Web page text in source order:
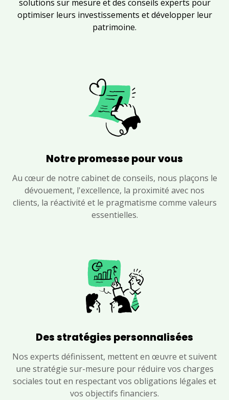
solutions sur mesure et des conseils experts pour
optimiser leurs investissements et développer leur
patrimoine.
Notre promesse pour vous
Au cœur de notre cabinet de conseils, nous plaçons le
dévouement, l'excellence, la proximité avec nos
clients, la réactivité et le pragmatisme comme valeurs
essentielles.
Des stratégies personnalisées
Nos experts définissent, mettent en œuvre et suivent
une stratégie sur-mesure pour réduire vos charges
sociales tout en respectant vos obligations légales et
vos objectifs financiers.